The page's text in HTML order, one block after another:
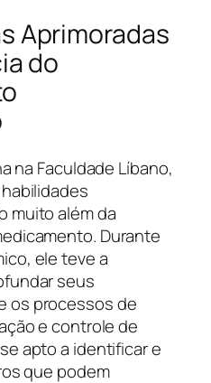
Aprimoradas
do
na Faculdade Líbano,
muito além da
Durante
ele teve a
seus
os processos de
e controle de
apto a identificar e
que podem